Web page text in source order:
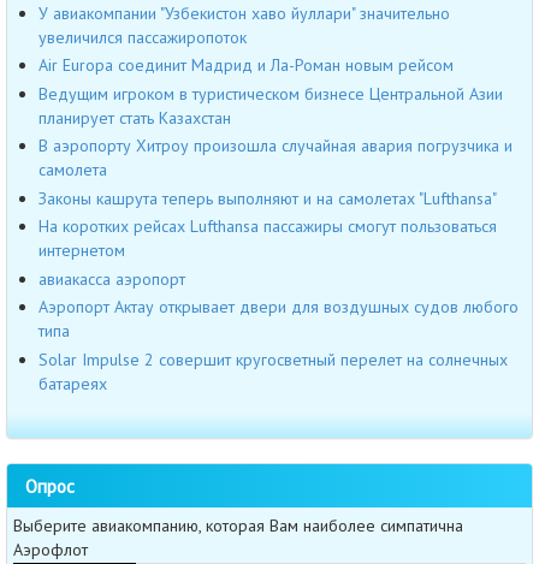
У авиакомпании "Узбекистон хаво йуллари" значительно
увеличился пассажиропоток
Air Europa соединит Мадрид и Ла-Роман новым рейсом
Ведущим игроком в туристическом бизнесе Центральной Азии
планирует стать Казахстан
В аэропорту Хитроу произошла случайная авария погрузчика и
самолета
Законы кашрута теперь выполняют и на самолетах "Lufthansa"
На коротких рейсах Lufthansa пассажиры смогут пользоваться
интернетом
авиакасса аэропорт
Аэропорт Актау открывает двери для воздушных судов любого
типа
Solar Impulse 2 совершит кругосветный перелет на солнечных
батареях
Опрос
Выберите авиакомпанию, которая Вам наиболее симпатична
Аэрофлот